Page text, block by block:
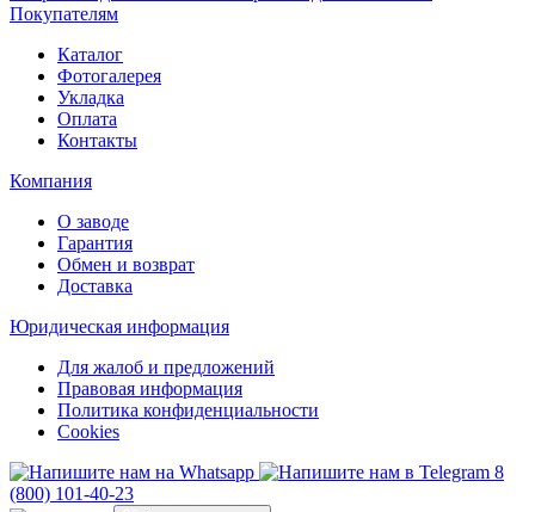
Написать в VK
Открыть Dzen Открыть Dzen
Ссылка на Youtube
Ссылка на Instagram
Открыть Одноклассники
Покупателям
Каталог
Фотогалерея
Укладка
Оплата
Контакты
Компания
О заводе
Гарантия
Обмен и возврат
Доставка
Юридическая информация